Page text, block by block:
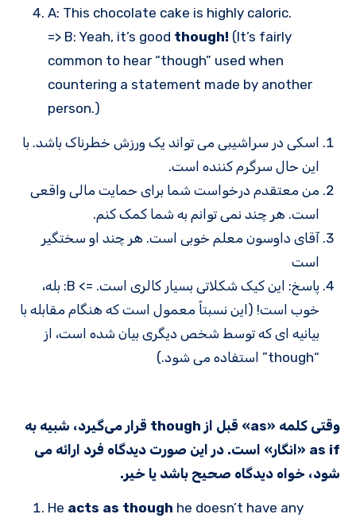
A: This chocolate cake is highly caloric.
=> B: Yeah, it’s good though! (It’s fairly
common to hear “though” used when
countering a statement made by another
person.)
اسکی در سراشیبی می تواند یک ورزش خطرناک باشد. با
این حال سرگرم کننده است.
من معتقدم درخواست شما برای حمایت مالی واقعی
است. هر چند نمی توانم به شما کمک کنم.
آقای داوسون معلم خوبی است. هر چند او سختگیر
است
پاسخ: این کیک شکلاتی بسیار کالری است. => B: بله،
خوب است! (این نسبتاً معمول است که هنگام مقابله با
بیانیه ای که توسط شخص دیگری بیان شده است، از
“though” استفاده می شود.)
وقتی کلمه «as» قبل از though قرار می‌گیرد، شبیه به
as if «انگار» است. در این صورت دیدگاه فرد ارائه می
شود، خواه دیدگاه صحیح باشد یا خیر.
He acts as though he doesn’t have any